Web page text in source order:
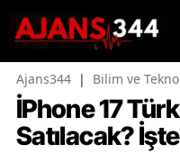
Ajans344 | Bilim ve
İPhone 17
Satılacak?